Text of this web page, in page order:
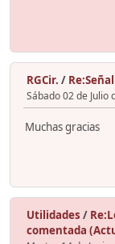
RGCir. /
Sábado 02 de Julio
Muchas gracias
Utilidades /
comentada